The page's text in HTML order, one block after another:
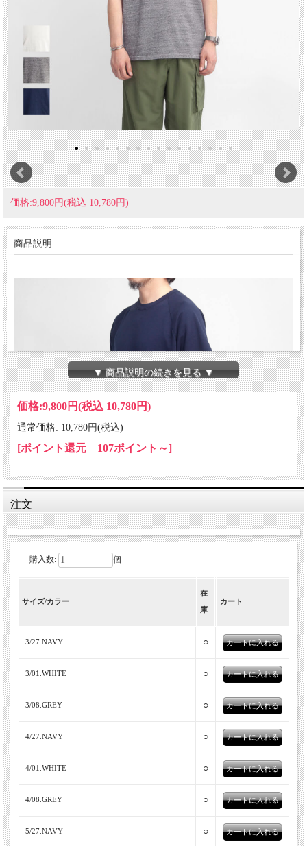
価格:9,800円(税込 10,780円)
商品説明
▼ 商品説明の続きを見る ▼
価格:9,800円(税込 10,780円)
通常価格: 10,780円(税込)
[ポイント還元 107ポイント～]
注文
購入数: 個
サイズ/カラー
在
庫
カート
3/27.NAVY ○
3/01.WHITE ○
3/08.GREY ○
4/27.NAVY ○
4/01.WHITE ○
4/08.GREY ○
5/27.NAVY ○